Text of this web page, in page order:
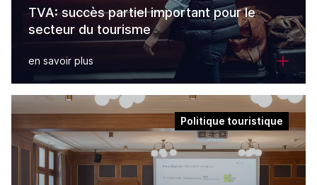
TVA: succès partiel important pour le
secteur du tourisme
en savoir plus
Politique touristique